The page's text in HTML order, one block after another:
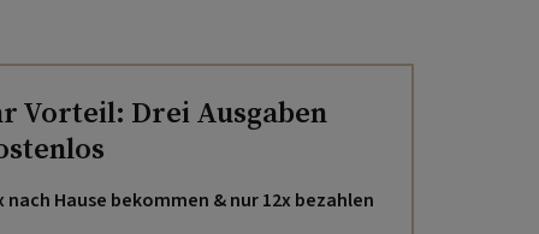
Vorteil: Drei Ausgaben
nach Hause bekommen & nur 12x bezahlen